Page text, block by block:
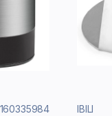
IBILI